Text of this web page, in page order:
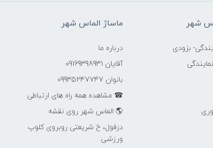
شهر
بزودی
ماساژ الماس شهر
درباره ما
آقایان 09169398931
بانوان 09935247747
☎ مشاهده همه راه های ارتباطی
🌎 الماس شهر روی نقشه
دزفول، خ شریعتی روبروی کلوپ
ورزشی